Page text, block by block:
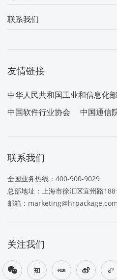
联系我们
友情链接
中华人民共和国工业和信息化部
中国软件行业协会
中国通信
联系我们
全国业务热线： 400-900-9029
总部地址：上海市徐汇区宜州路
邮箱： marketing@hrpackage.com
关注我们